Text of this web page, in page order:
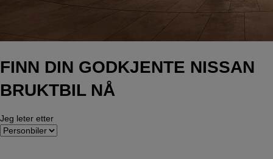
FINN DIN GODKJENTE NISSAN
BRUKTBIL NÅ
Jeg leter etter